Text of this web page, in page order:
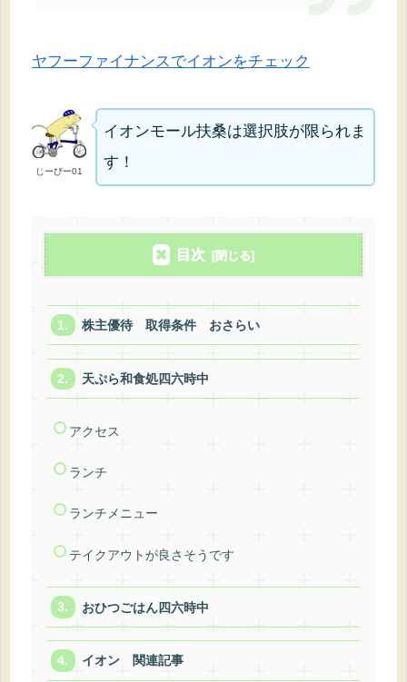
ヤフーファイナンスでイオンをチェック
じーぴー01
イオンモール扶桑は選択肢が限られま
す！
目次
株主優待 取得条件 おさらい
天ぷら和食処四六時中
アクセス
ランチ
ランチメニュー
テイクアウトが良さそうです
おひつごはん四六時中
イオン 関連記事